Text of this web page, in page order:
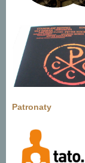
Patronaty